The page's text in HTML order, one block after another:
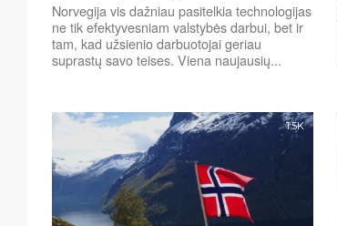
Norvegija vis dažniau pasitelkia technologijas
ne tik efektyvesniam valstybės darbui, bet ir
tam, kad užsienio darbuotojai geriau
suprastų savo teises. Viena naujausių...
1.5K